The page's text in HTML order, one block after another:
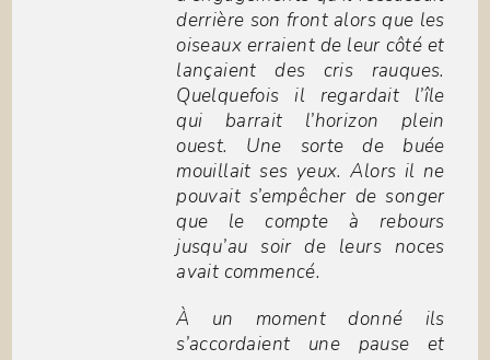
derrière son front alors que les
oiseaux erraient de leur côté et
lançaient des cris rauques.
Quelquefois il regardait l’île
qui barrait l’horizon plein
ouest. Une sorte de buée
mouillait ses yeux. Alors il ne
pouvait s’empêcher de songer
que le compte à rebours
jusqu’au soir de leurs noces
avait commencé.
À un moment donné ils
s’accordaient une pause et